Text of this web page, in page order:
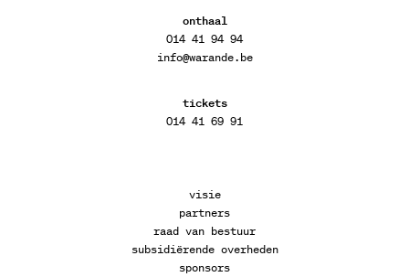
onthaal
014 41 94 94
info@warande.be
tickets
014 41 69 91
visie
partners
raad van bestuur
subsidiërende overheden
sponsors